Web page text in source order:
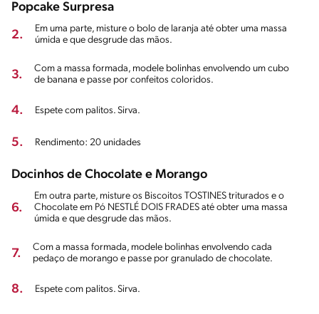
Popcake Surpresa
2.
Em uma parte, misture o bolo de laranja até obter uma massa
úmida e que desgrude das mãos.
3.
Com a massa formada, modele bolinhas envolvendo um cubo
de banana e passe por confeitos coloridos.
4. Espete com palitos. Sirva.
5. Rendimento: 20 unidades
Docinhos de Chocolate e Morango
6.
Em outra parte, misture os Biscoitos TOSTINES triturados e o
Chocolate em Pó NESTLÉ DOIS FRADES até obter uma massa
úmida e que desgrude das mãos.
7.
Com a massa formada, modele bolinhas envolvendo cada
pedaço de morango e passe por granulado de chocolate.
8. Espete com palitos. Sirva.